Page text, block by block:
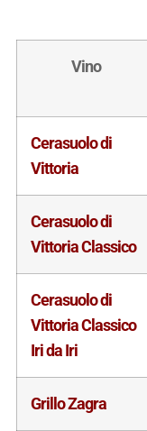
Vino
Cerasuolo di
Vittoria
Cerasuolo di
Vittoria Classico
Cerasuolo di
Vittoria Classico
Iri da Iri
Grillo Zagra